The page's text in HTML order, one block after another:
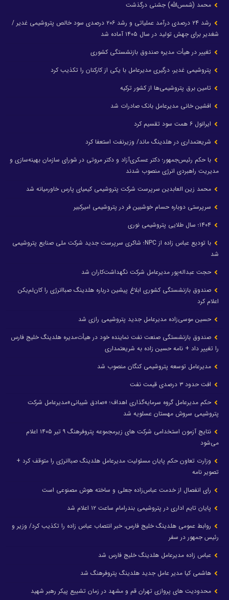
محمد (شمس‌الله) جشنی درگذشت
رشد ۲۴ درصدی درآمد عملیاتی و رشد ۲۰۶ درصدی سود خالص پتروشیمی غدیر /
شغدیر برای جهش تولید در سال ۱۴۰۵ آماده شد
تغییر در هیأت مدیره صندوق بازنشستگی کشوری
پتروشیمی غدیر، درگیری مدیرعامل با یکی از کارکنان را تکذیب کرد
تامین برق پتروشیمی‌ها از کشور ترکیه
افشین خانی مدیرعامل بانک صادرات شد
ایرانول ۶ همت سود تقسیم کرد
شریعتمداری در هلدینگ ماند/ وزیرنفت استعفا کرد
با حکم رئیس‌جمهور؛ دکتر عسکری‌آزاد و دکتر مروتی در شورای سازمان بهینه‌سازی و
مدیریت راهبردی انرژی منصوب شدند
محمد زین العابدین سرپرست شرکت پتروشیمی کیمیای پارس خاورمیانه شد
سرپرستی دوباره حسام خوشبین فر در پتروشیمی امیرکبیر
با تودیع عباس زاده از NPC؛ شاکری سرپرست جدید شرکت ملی صنایع پتروشیمی
شد
حجت عبداله‌پور مدیرعامل شرکت نگهداشت‌کاران شد
صندوق بازنشستگی کشوری ابلاغ پیشین درباره هلدینگ صباانرژی را کان‌لم‌یکن
اعلام کرد
حسین موسی‌زاده مدیرعامل جدید پتروشیمی رازی شد
صندوق بازنشستگی صنعت نفت نماینده خود در هیأت‌مدیره هلدینگ خلیج فارس
را تغییر داد + نامه حسین زاده به شریعتمداری
مدیرعامل توسعه پتروشیمی کنگان منصوب شد
افت حدود ۳ درصدی قیمت نفت
حکم مدیرعامل گروه سرمایه‌گذاری اهداف؛ «صادق شیبانی»مدیرعامل شرکت
پتروشیمی سروش مهستان عسلویه شد
نتایج آزمون استخدامی شرکت های زیرمجموعه پتروفرهنگ ۹ تیر ۱۴۰۵ اعلام
می‌شود
وزارت تعاون حکم پایان مسئولیت مدیرعامل هلدینگ صباانرژی را متوقف کرد +
تصویر نامه
رای انفصال از خدمت عباس‌زاده جعلی و ساخته هوش مصنوعی است
پایان تایم اداری در پتروشیمی بندرامام ساعت ۱۲ اعلام شد
روابط عمومی هلدینگ خلیج فارس، خبر انتصاب عباس زاده را تکذیب کرد/ وزیر و
رئیس جمهور در سفر
عباس زاده مدیرعامل هلدینگ خلیج فارس شد
هاشمی کیا مدیر عامل جدید هلدینگ پتروفرهنگ شد
محدودیت های پروازی تهران قم و مشهد در زمان تشییع پیکر رهبر شهید